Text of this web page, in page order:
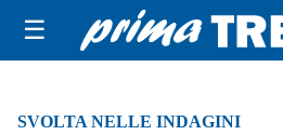
☰
SVOLTA NELLE INDAGINI